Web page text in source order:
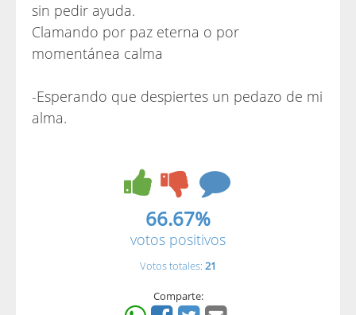
sin pedir ayuda.
Clamando por paz eterna o por
momentánea calma
-Esperando que despiertes un pedazo de mi
alma.
66.67%
votos positivos
Votos totales: 21
Comparte: